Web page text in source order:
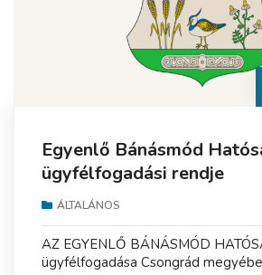
Egyenlő Bánásmód
ügyfélfogadási rendje
ÁLTALÁNOS
AZ EGYENLŐ BÁNÁSMÓD
ügyfélfogadása Csongrád